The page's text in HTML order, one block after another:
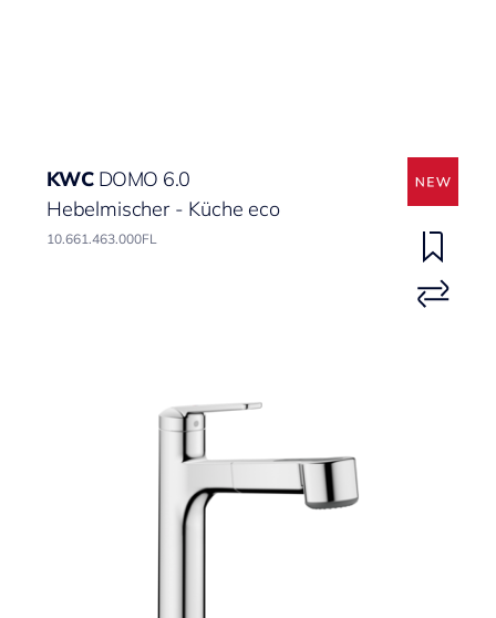
KWC DOMO 6.0
Hebelmischer - Küche eco
10.661.463.000FL